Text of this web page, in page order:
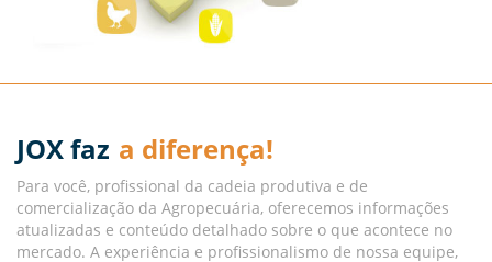
Periodicidade da pesquisa
Fontes pesquisadas
comercialização, sejam eles vendedores ou compradores.
Definição de cada posicionamento
O conteúdo pesquisado, através de diversos canais de
comunicação, será trabalhado com base nos critérios
usados para cada produto.
JOX faz a diferença!
Para você, profissional da cadeia produtiva e de
comercialização da Agropecuária, oferecemos informações
atualizadas e conteúdo detalhado sobre o que acontece no
mercado. A experiência e profissionalismo de nossa equipe,